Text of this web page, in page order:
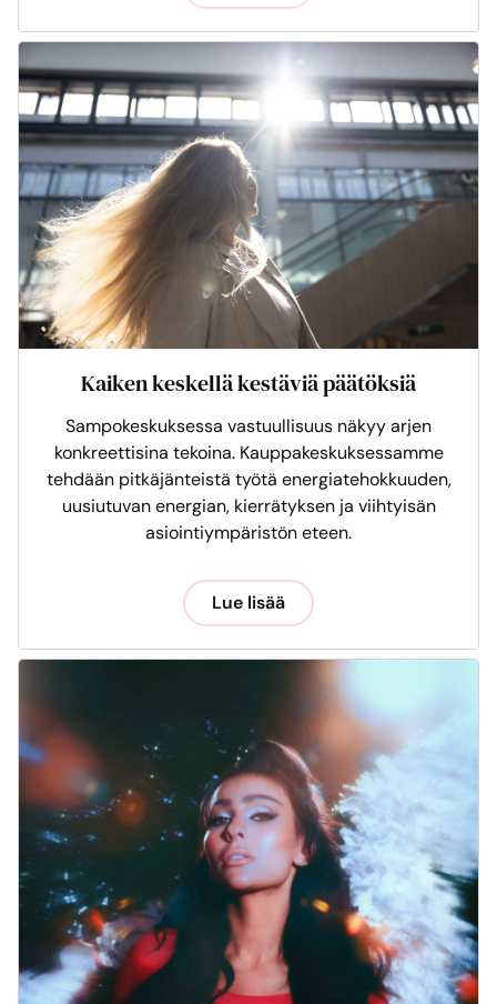
Kaiken keskellä kestäviä päätöksiä
Sampokeskuksessa vastuullisuus näkyy arjen
konkreettisina tekoina. Kauppakeskuksessamme
tehdään pitkäjänteistä työtä energiatehokkuuden,
uusiutuvan energian, kierrätyksen ja viihtyisän
asiointiympäristön eteen.
Lue lisää